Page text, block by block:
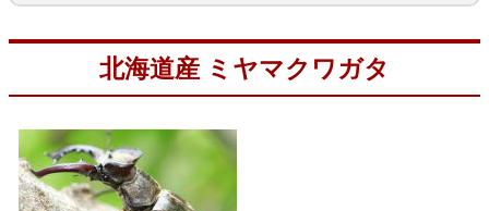
北海道産 ミヤマクワガタ